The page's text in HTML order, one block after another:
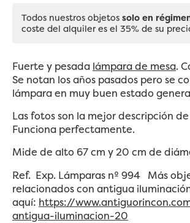
Todos nuestros objetos solo en
coste del alquiler es el 35% de su
Fuerte y pesada lámpara de mesa.
Se notan los años pasados pero se
lámpara en muy buen estado
Las fotos son la mejor descripción
Funciona perfectamente.
Mide de alto 67 cm y 20 cm de
Ref. Exp. Lámparas nº 994 Más
relacionados con antigua
aquí: https://
antigua-iluminacion-20